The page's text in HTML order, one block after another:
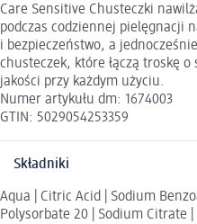
Care Sensitive Chusteczki
podczas codziennej pielęgnacji
i bezpieczeństwo, a
chusteczek, które łączą troskę
jakości przy każdym użyciu.
Numer artykułu dm: 1674003
GTIN: 5029054253359
Składniki
Aqua | Citric Acid | Sodium
Polysorbate 20 | Sodium Citrate